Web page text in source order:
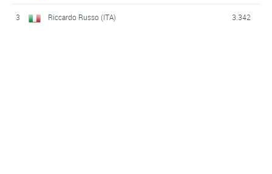
3 Riccardo Russo (ITA) 3.342